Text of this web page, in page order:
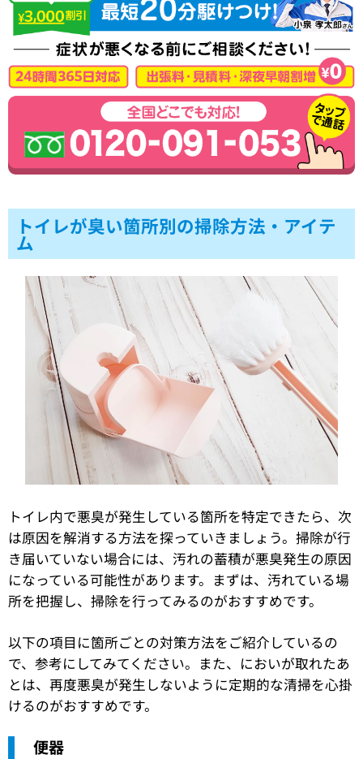
トイレが臭い箇所別の掃除方法・アイテ
ム
トイレ内で悪臭が発生している箇所を特定できたら、次
は原因を解消する方法を探っていきましょう。掃除が行
き届いていない場合には、汚れの蓄積が悪臭発生の原因
になっている可能性があります。まずは、汚れている場
所を把握し、掃除を行ってみるのがおすすめです。
以下の項目に箇所ごとの対策方法をご紹介しているの
で、参考にしてみてください。また、においが取れたあ
とは、再度悪臭が発生しないように定期的な清掃を心掛
けるのがおすすめです。
便器